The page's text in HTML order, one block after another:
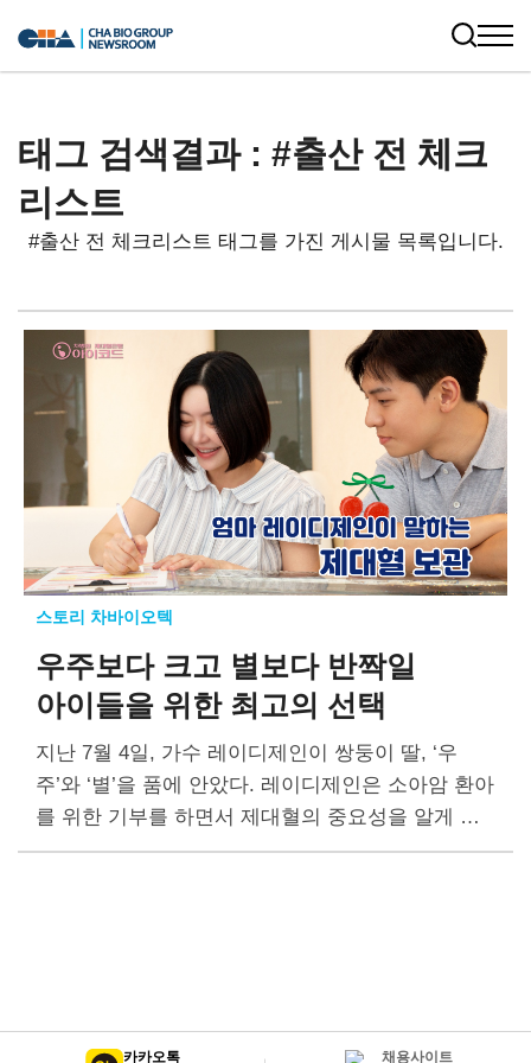
태그 검색결과 : #출산 전 체크
리스트
#출산 전 체크리스트 태그를 가진 게시물 목록입니다.
스토리 차바이오텍
우주보다 크고 별보다 반짝일
아이들을 위한 최고의 선택
지난 7월 4일, 가수 레이디제인이 쌍둥이 딸, ‘우
주’와 ‘별’을 품에 안았다. 레이디제인은 소아암 환아
를 위한 기부를 하면서 제대혈의 중요성을 알게 돼
보관을 결정했다고 한다. 그녀는 제대혈을 ‘정기예
카카오톡 채용사이트